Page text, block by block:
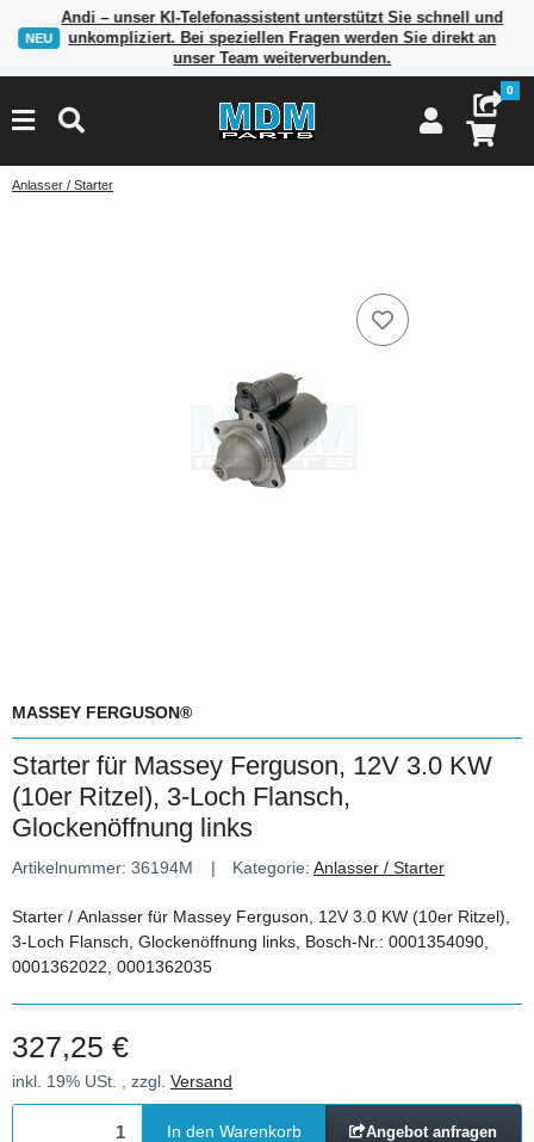
NEU
Andi – unser KI-Telefonassistent unterstützt Sie schnell und
unkompliziert. Bei speziellen Fragen werden Sie direkt an
unser Team weiterverbunden.
0
Anlasser / Starter
MASSEY FERGUSON®
Starter für Massey Ferguson, 12V 3.0 KW
(10er Ritzel), 3-Loch Flansch,
Glockenöffnung links
Artikelnummer: 36194M Kategorie: Anlasser / Starter
Starter / Anlasser für Massey Ferguson, 12V 3.0 KW (10er Ritzel),
3-Loch Flansch, Glockenöffnung links, Bosch-Nr.: 0001354090,
0001362022, 0001362035
327,25 €
inkl. 19% USt. , zzgl. Versand
In den Warenkorb Angebot anfragen